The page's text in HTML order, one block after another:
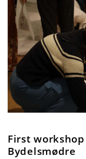
First
Bydelsmødre